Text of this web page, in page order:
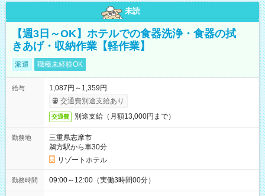
未読
【週3日～OK】ホテルでの食器洗浄・食器の拭
きあげ・収納作業【軽作業】
派遣 職種未経験OK
給与
1,087円～1,359円
交通費別途支給あり
交通費 別途支給（月額13,000円まで）
勤務地
三重県志摩市
鵜方駅から車30分
リゾートホテル
勤務時間 09:00～12:00（実働3時間00分）